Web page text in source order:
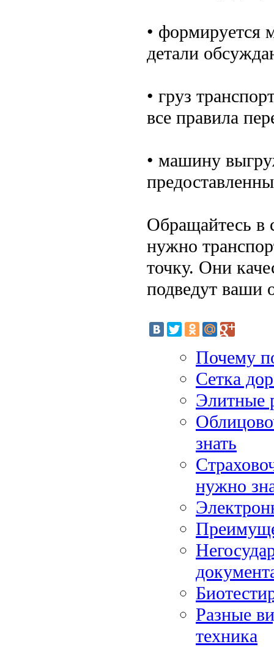
• формируется
детали
• груз
все правила
• машину
Обращайтесь в
нужно
точку. Они
подведут ваши
Почему
Сетка
Элитные
знать
нужно
Разные
техника